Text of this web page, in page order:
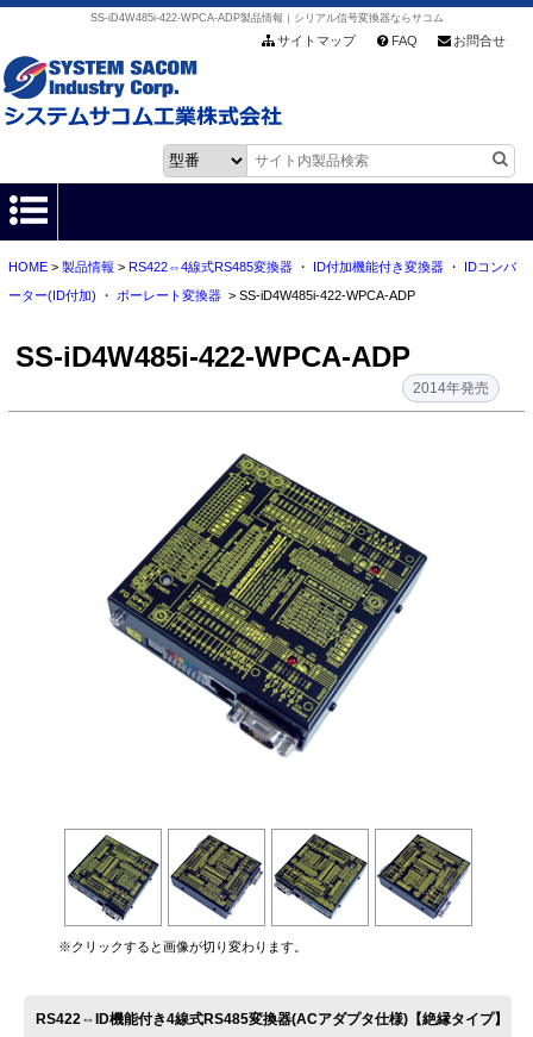
SS-iD4W485i-422-WPCA-ADP製品情報｜シリアル信号変換器ならサコム
サイトマップ FAQ お問合せ
HOME
会社情報
お問い合わせ
HOME> 製品情報 > RS422⇔4線式RS485変換器・ ID付加機能付き変換器・
IDコンバ
ーター(ID付加) ・ ボーレート変換器> SS-iD4W485i-422-WPCA-ADP
SS-iD4W485i-422-WPCA-ADP
2014年発売
※クリックすると画像が切り変わります。
RS422⇔ID機能付き4線式RS485変換器(ACアダプタ仕様)【絶縁タイプ】